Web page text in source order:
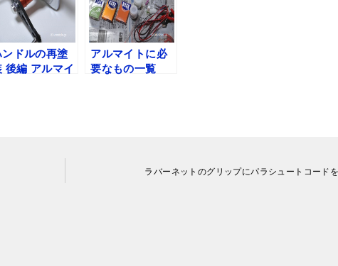
ンドルの再塗
後編 アルマイ
アルマイトに必
要なもの一覧
ラバーネットのグリップにパラシュートコード